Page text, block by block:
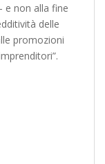
e non alla fine
delle
promozioni